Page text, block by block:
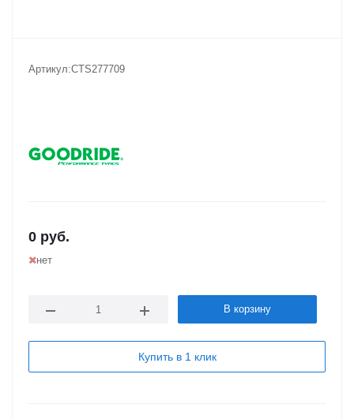
Артикул:CTS277709
0 руб.
нет
В корзину
Купить в 1 клик